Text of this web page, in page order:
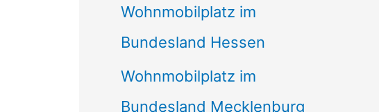
Wohnmobilplatz im
Bundesland Hessen
Wohnmobilplatz im
Bundesland Mecklenburg